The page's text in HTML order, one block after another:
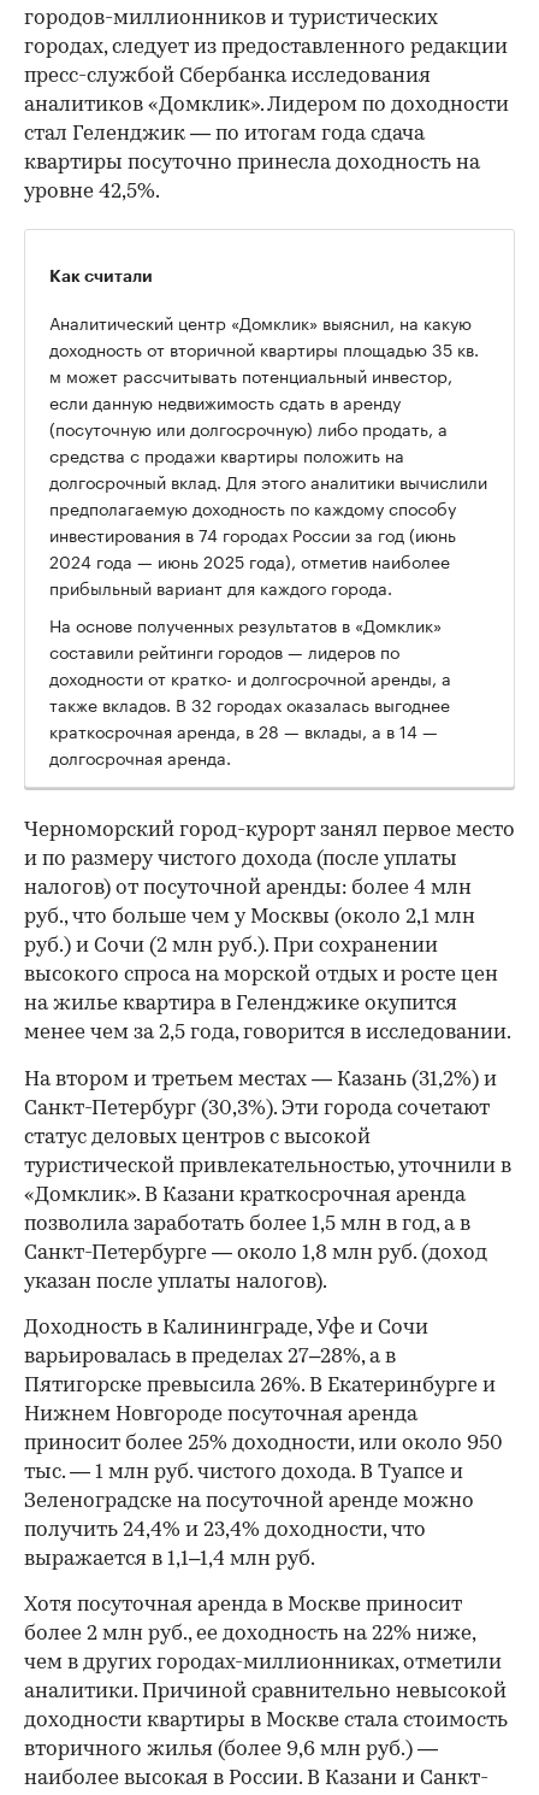
городов-миллионников и туристических
городах, следует из предоставленного редакции
пресс-службой Сбербанка исследования
аналитиков «Домклик». Лидером по доходности
стал Геленджик — по итогам года сдача
квартиры посуточно принесла доходность на
уровне 42,5%.
Как считали
Аналитический центр «Домклик» выяснил, на какую
доходность от вторичной квартиры площадью 35 кв.
м может рассчитывать потенциальный инвестор,
если данную недвижимость сдать в аренду
(посуточную или долгосрочную) либо продать, а
средства с продажи квартиры положить на
долгосрочный вклад. Для этого аналитики вычислили
предполагаемую доходность по каждому способу
инвестирования в 74 городах России за год (июнь
2024 года — июнь 2025 года), отметив наиболее
прибыльный вариант для каждого города.
На основе полученных результатов в «Домклик»
составили рейтинги городов — лидеров по
доходности от кратко- и долгосрочной аренды, а
также вкладов. В 32 городах оказалась выгоднее
краткосрочная аренда, в 28 — вклады, а в 14 —
долгосрочная аренда.
Черноморский город-курорт занял первое место
и по размеру чистого дохода (после уплаты
налогов) от посуточной аренды: более 4 млн
руб., что больше чем у Москвы (около 2,1 млн
руб.) и Сочи (2 млн руб.). При сохранении
высокого спроса на морской отдых и росте цен
на жилье квартира в Геленджике окупится
менее чем за 2,5 года, говорится в исследовании.
На втором и третьем местах — Казань (31,2%) и
Санкт-Петербург (30,3%). Эти города сочетают
статус деловых центров с высокой
туристической привлекательностью, уточнили в
«Домклик». В Казани краткосрочная аренда
позволила заработать более 1,5 млн в год, а в
Санкт-Петербурге — около 1,8 млн руб. (доход
указан после уплаты налогов).
Доходность в Калининграде, Уфе и Сочи
варьировалась в пределах 27–28%, а в
Пятигорске превысила 26%. В Екатеринбурге и
Нижнем Новгороде посуточная аренда
приносит более 25% доходности, или около 950
тыс. — 1 млн руб. чистого дохода. В Туапсе и
Зеленоградске на посуточной аренде можно
получить 24,4% и 23,4% доходности, что
выражается в 1,1–1,4 млн руб.
Хотя посуточная аренда в Москве приносит
более 2 млн руб., ее доходность на 22% ниже,
чем в других городах-миллионниках, отметили
аналитики. Причиной сравнительно невысокой
доходности квартиры в Москве стала стоимость
вторичного жилья (более 9,6 млн руб.) —
наиболее высокая в России. В Казани и Санкт-